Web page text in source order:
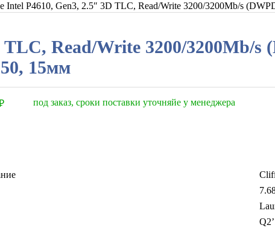
Intel P4610, Gen3, 2.5″ 3D TLC, Read/Write 3200/3200Mb/s
Read/Write 3200/3200Mb/s
15мм
под заказ, сроки поставки уточняйе у менеджера